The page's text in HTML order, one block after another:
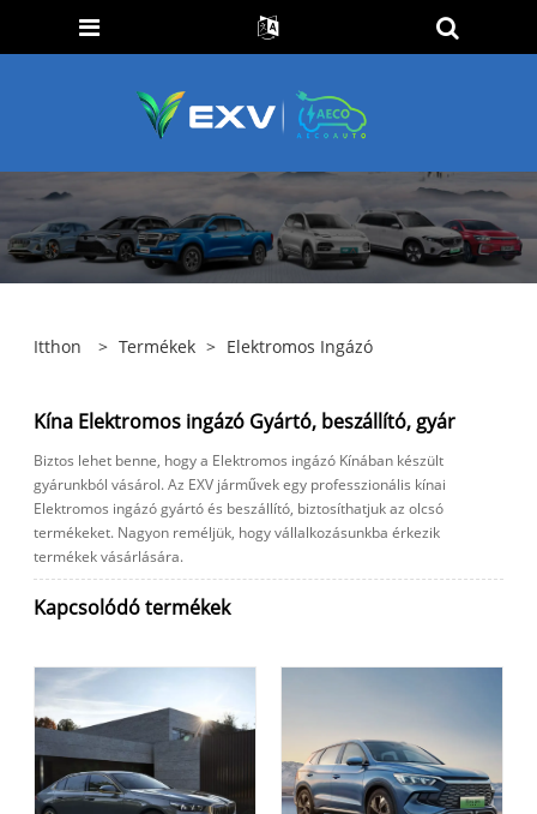
Itthon > Termékek > Elektromos Ingázó
Kína Elektromos ingázó Gyártó, beszállító, gyár
Biztos lehet benne, hogy a Elektromos ingázó Kínában készült
gyárunkból vásárol. Az EXV járművek egy professzionális kínai
Elektromos ingázó gyártó és beszállító, biztosíthatjuk az olcsó
termékeket. Nagyon reméljük, hogy vállalkozásunkba érkezik
termékek vásárlására.
Kapcsolódó termékek